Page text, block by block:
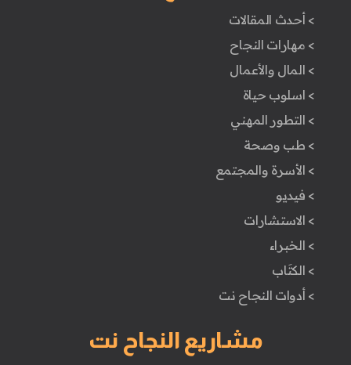
> أحدث المقالات
> مهارات النجاح
> المال والأعمال
> اسلوب حياة
> التطور المهني
> طب وصحة
> الأسرة والمجتمع
> فيديو
> الاستشارات
> الخبراء
> الكتَاب
> أدوات النجاح نت
مشاريع النجاح نت